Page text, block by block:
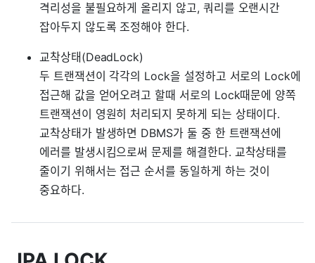
격리성을 불필요하게 올리지 않고, 쿼리를 오랜시간
잡아두지 않도록 조정해야 한다.
교착상태(DeadLock)
두 트랜잭션이 각각의 Lock을 설정하고 서로의 Lock에
접근해 값을 얻어오려고 할때 서로의 Lock때문에 양쪽
트랜잭션이 영원히 처리되지 못하게 되는 상태이다.
교착상태가 발생하면 DBMS가 둘 중 한 트랜잭션에
에러를 발생시킴으로써 문제를 해결한다. 교착상태를
줄이기 위해서는 접근 순서를 동일하게 하는 것이
중요하다.